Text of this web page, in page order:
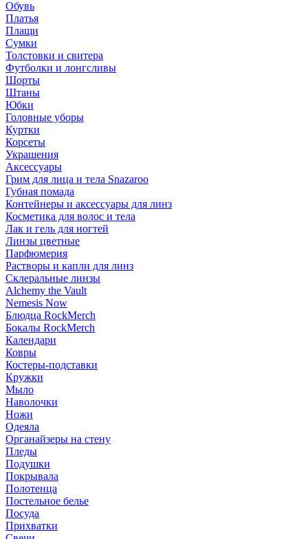
Обувь
Платья
Плащи
Сумки
Толстовки и свитера
Футболки и лонгсливы
Шорты
Штаны
Юбки
Головные уборы
Куртки
Корсеты
Украшения
Аксессуары
Грим для лица и тела Snazaroo
Губная помада
Контейнеры и аксессуары для линз
Косметика для волос и тела
Лак и гель для ногтей
Линзы цветные
Парфюмерия
Растворы и капли для линз
Склеральные линзы
Alchemy the Vault
Nemesis Now
Блюдца RockMerch
Бокалы RockMerch
Календари
Ковры
Костеры-подставки
Кружки
Мыло
Наволочки
Ножи
Одеяла
Органайзеры на стену
Пледы
Подушки
Покрывала
Полотенца
Постельное белье
Посуда
Прихватки